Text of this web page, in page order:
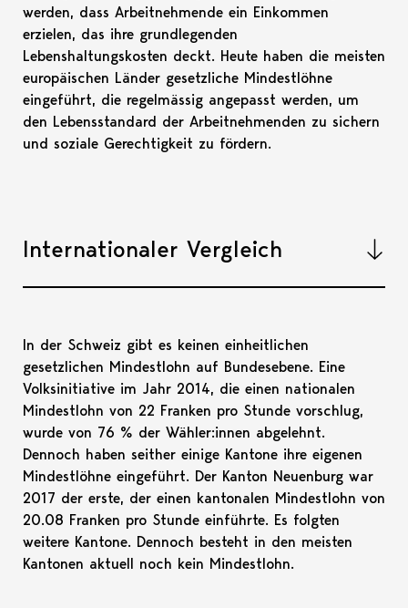
werden, dass Arbeitnehmende ein Einkommen
erzielen, das ihre grundlegenden
Lebenshaltungskosten deckt. Heute haben die meisten
europäischen Länder gesetzliche Mindestlöhne
eingeführt, die regelmässig angepasst werden, um
den Lebensstandard der Arbeitnehmenden zu sichern
und soziale Gerechtigkeit zu fördern.
Internationaler Vergleich
In der Schweiz gibt es keinen einheitlichen
gesetzlichen Mindestlohn auf Bundesebene. Eine
Volksinitiative im Jahr 2014, die einen nationalen
Mindestlohn von 22 Franken pro Stunde vorschlug,
wurde von 76 % der Wähler:innen abgelehnt.
Dennoch haben seither einige Kantone ihre eigenen
Mindestlöhne eingeführt. Der Kanton Neuenburg war
2017 der erste, der einen kantonalen Mindestlohn von
20.08 Franken pro Stunde einführte. Es folgten
weitere Kantone. Dennoch besteht in den meisten
Kantonen aktuell noch kein Mindestlohn.